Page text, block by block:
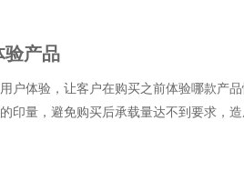
产品
户体验，让客户在购买之前体验哪款产
印量，避免购买后承载量达不到要求，